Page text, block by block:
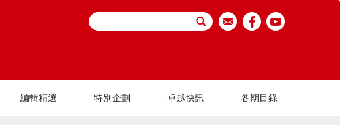
編輯精選 特別企劃 卓越快訊 各期目錄